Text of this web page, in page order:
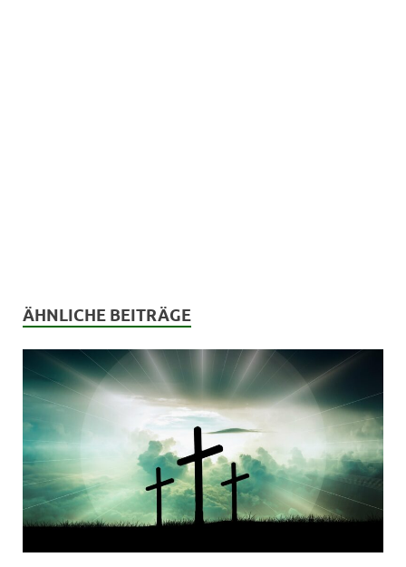
ÄHNLICHE BEITRÄGE